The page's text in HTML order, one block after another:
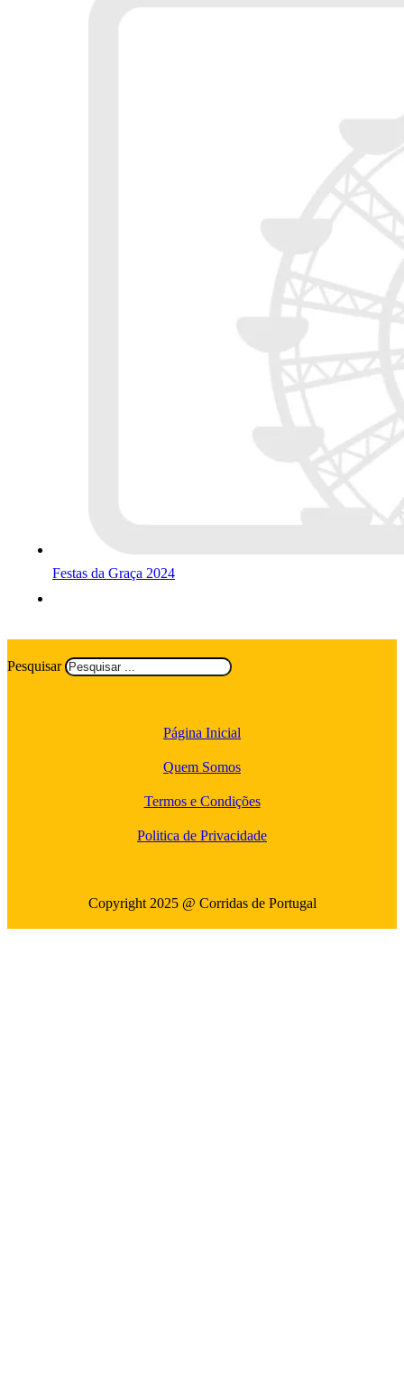
Festas da Graça 2024
Pesquisar
Página Inicial
Quem Somos
Termos e Condições
Politica de Privacidade
Copyright 2025 @ Corridas de Portugal